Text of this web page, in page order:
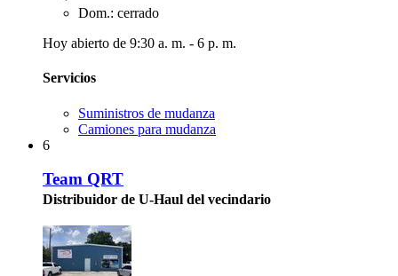
Dom.: cerrado
Hoy abierto de 9:30 a. m. - 6 p. m.
Servicios
Suministros de mudanza
Camiones para mudanza
6
Team QRT
Distribuidor de U-Haul del vecindario